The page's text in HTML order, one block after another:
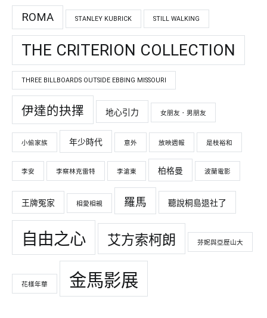
ROMA STANLEY KUBRICK STILL WALKING
THE CRITERION COLLECTION
THREE BILLBOARDS OUTSIDE EBBING MISSOURI
伊達的抉擇 地心引力 女朋友．男朋友
小偷家族 年少時代 意外 放映週報 是枝裕和
李安 李察林克雷特 李滄東 柏格曼 波蘭電影
王牌冤家 相愛相親 羅馬 聽說桐島退社了
自由之心 艾方索柯朗 芬妮與亞歷山大
花樣年華 金馬影展